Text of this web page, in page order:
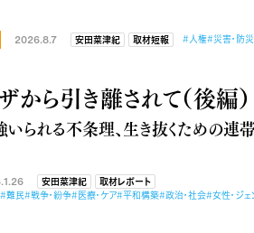
2026.8.7 安田菜津紀 取材短報 #人権#災害・防災
から引き離されて（後編）
られる不条理、生き抜くための連
安田菜津紀
取材レポート
#難民#戦争・紛争#医療・ケア#平和構築#政治・社会#女性・ジェ